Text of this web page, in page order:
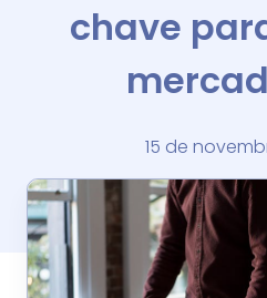
chave
15 de